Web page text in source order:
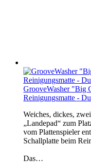
GrooveWasher "Big
Reinigungsmatte -
Weiches, dickes,
„Landepad“ zum
vom Plattenspieler
Schallplatte beim
Das…